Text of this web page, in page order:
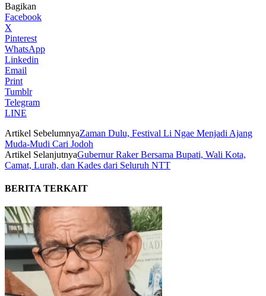
Bagikan
Facebook
X
Pinterest
WhatsApp
Linkedin
Email
Print
Tumblr
Telegram
LINE
Artikel SebelumnyaZaman Dulu, Festival Li Ngae Menjadi Ajang
Muda-Mudi Cari Jodoh
Artikel SelanjutnyaGubernur Raker Bersama Bupati, Wali Kota,
Camat, Lurah, dan Kades dari Seluruh NTT
BERITA TERKAIT